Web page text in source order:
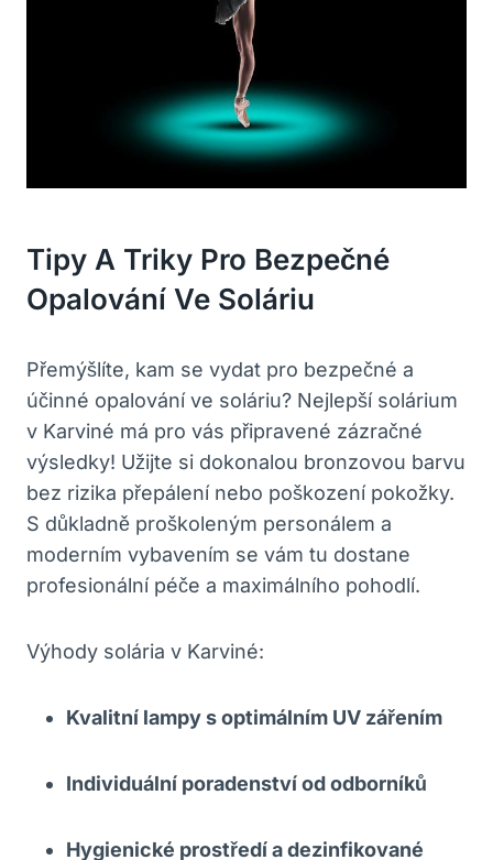
Tipy A Triky Pro Bezpečné
Opalování Ve Soláriu
Přemýšlíte, kam se vydat pro bezpečné a
účinné opalování ve soláriu? Nejlepší solárium
v Karviné má pro vás připravené zázračné
výsledky! Užijte si dokonalou bronzovou barvu
bez rizika přepálení nebo poškození pokožky.
S důkladně proškoleným personálem a
moderním vybavením se vám tu dostane
profesionální péče a maximálního pohodlí.
Výhody solária v Karviné:
Kvalitní lampy s optimálním UV zářením
Individuální poradenství od odborníků
Hygienické prostředí a dezinfikované